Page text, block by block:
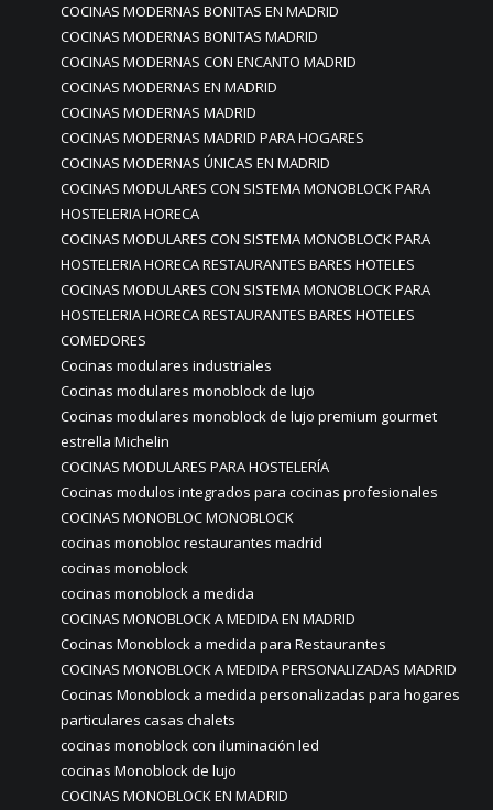
COCINAS MODERNAS BONITAS EN MADRID
COCINAS MODERNAS BONITAS MADRID
COCINAS MODERNAS CON ENCANTO MADRID
COCINAS MODERNAS EN MADRID
COCINAS MODERNAS MADRID
COCINAS MODERNAS MADRID PARA HOGARES
COCINAS MODERNAS ÚNICAS EN MADRID
COCINAS MODULARES CON SISTEMA MONOBLOCK PARA
HOSTELERIA HORECA
COCINAS MODULARES CON SISTEMA MONOBLOCK PARA
HOSTELERIA HORECA RESTAURANTES BARES HOTELES
COCINAS MODULARES CON SISTEMA MONOBLOCK PARA
HOSTELERIA HORECA RESTAURANTES BARES HOTELES
COMEDORES
Cocinas modulares industriales
Cocinas modulares monoblock de lujo
Cocinas modulares monoblock de lujo premium gourmet
estrella Michelin
COCINAS MODULARES PARA HOSTELERÍA
Cocinas modulos integrados para cocinas profesionales
COCINAS MONOBLOC MONOBLOCK
cocinas monobloc restaurantes madrid
cocinas monoblock
cocinas monoblock a medida
COCINAS MONOBLOCK A MEDIDA EN MADRID
Cocinas Monoblock a medida para Restaurantes
COCINAS MONOBLOCK A MEDIDA PERSONALIZADAS MADRID
Cocinas Monoblock a medida personalizadas para hogares
particulares casas chalets
cocinas monoblock con iluminación led
cocinas Monoblock de lujo
COCINAS MONOBLOCK EN MADRID